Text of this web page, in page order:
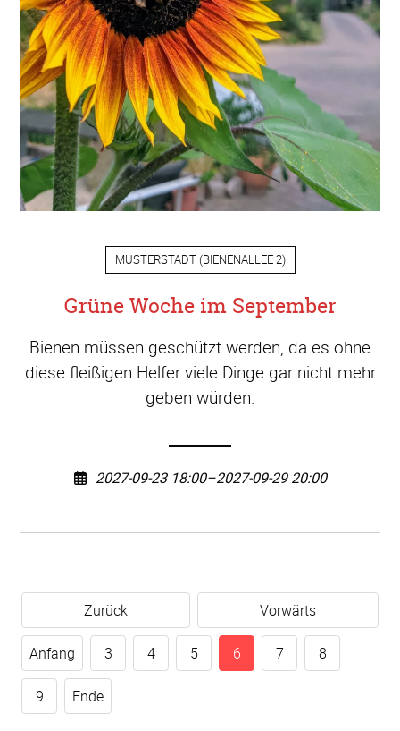
MUSTERSTADT(BIENENALLEE 2)
Grüne Woche im September
Bienen müssen geschützt werden, da es ohne
diese fleißigen Helfer viele Dinge gar nicht mehr
geben würden.
2027-09-23 18:00–2027-09-29 20:00
Zurück Vorwärts
Anfang 3 4 5 6 7 8
9 Ende